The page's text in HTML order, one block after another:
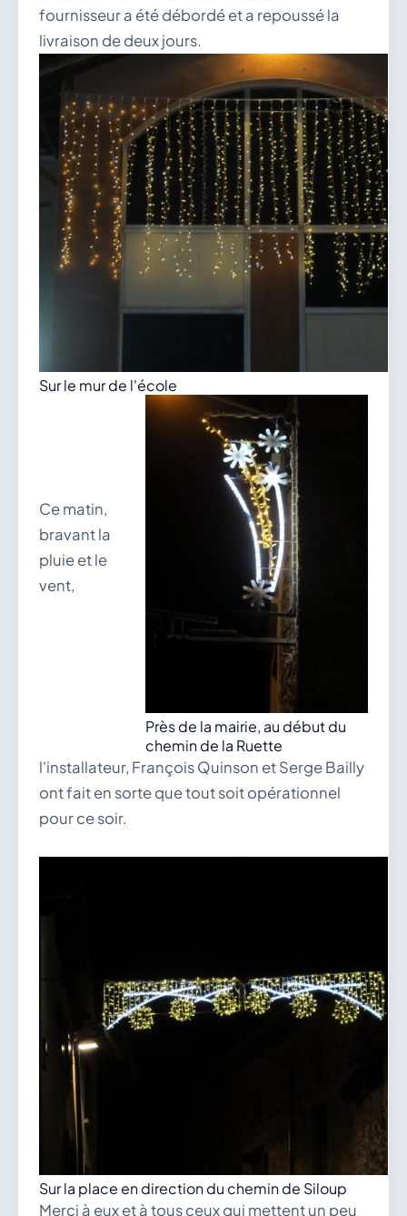
fournisseur a été débordé et a repoussé la
livraison de deux jours.
Sur le mur de l'école
Près de la mairie, au début du
chemin de la Ruette
Ce matin,
bravant la
pluie et le
vent,
l'installateur, François Quinson et Serge Bailly
ont fait en sorte que tout soit opérationnel
pour ce soir.
Sur la place en direction du chemin de Siloup
Merci à eux et à tous ceux qui mettent un peu